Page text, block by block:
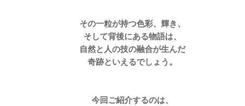
その一粒が持つ色彩、輝き、
そして背後にある物語は、
自然と人の技の融合が生んだ
奇跡といえるでしょう。
今回ご紹介するのは、